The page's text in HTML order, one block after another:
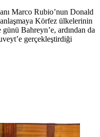
Marco Rubio’nun Donald
Körfez ülkelerinin
Bahreyn’e, ardından da
gerçekleştirdiği